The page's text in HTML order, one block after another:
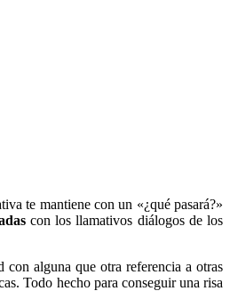
te mantiene con un «¿qué pasará?»
con los llamativos diálogos de los
con alguna que otra referencia a otras
Todo hecho para conseguir una risa